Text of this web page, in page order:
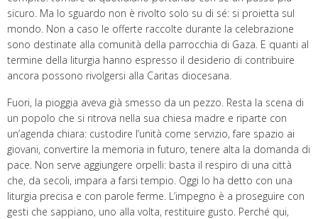
sicuro. Ma lo sguardo non è rivolto solo su di sé: si proietta sul
mondo. Non a caso le offerte raccolte durante la celebrazione
sono destinate alla comunità della parrocchia di Gaza. E quanti al
termine della liturgia hanno espresso il desiderio di contribuire
ancora possono rivolgersi alla Caritas diocesana.
Fuori, la pioggia aveva già smesso da un pezzo. Resta la scena di
un popolo che si ritrova nella sua chiesa madre e riparte con
un’agenda chiara: custodire l’unità come servizio, fare spazio ai
giovani, convertire la memoria in futuro, tenere alta la domanda di
pace. Non serve aggiungere orpelli: basta il respiro di una città
che, da secoli, impara a farsi tempio. Oggi lo ha detto con una
liturgia precisa e con parole ferme. L’impegno è a proseguire con
gesti che sappiano, uno alla volta, restituire gusto. Perché qui,